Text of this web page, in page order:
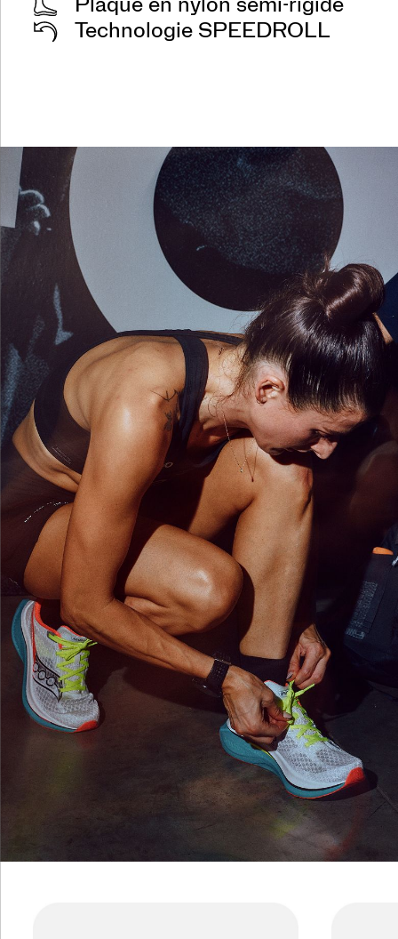
Plaque en nylon semi-rigide
Technologie SPEEDROLL